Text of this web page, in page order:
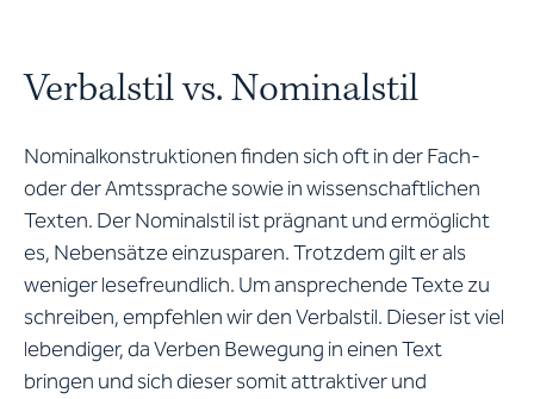
Verbalstil vs. Nominalstil
Nominalkonstruktionen finden sich oft in der Fach-
oder der Amtssprache sowie in wissenschaftlichen
Texten. Der Nominalstil ist prägnant und ermöglicht
es, Nebensätze einzusparen. Trotzdem gilt er als
weniger lesefreundlich. Um ansprechende Texte zu
schreiben, empfehlen wir den Verbalstil. Dieser ist viel
lebendiger, da Verben Bewegung in einen Text
bringen und sich dieser somit attraktiver und